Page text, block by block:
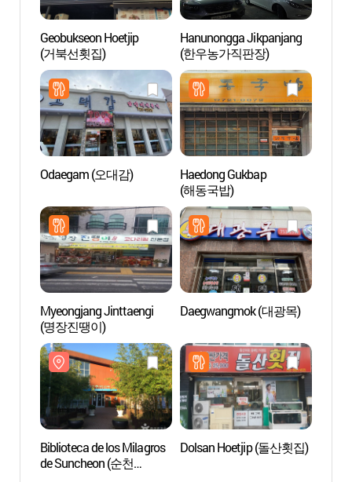
Geobukseon Hoetjip
(거북선횟집)
Hanunongga Jikpanjang
(한우농가직판장)
Odaegam (오대감)
Haedong Gukbap
(해동국밥)
Myeongjang Jinttaengi
(명장진땡이)
Daegwangmok (대광목)
Biblioteca de los Milagros
de Suncheon (순천
Dolsan Hoetjip (돌산횟집)